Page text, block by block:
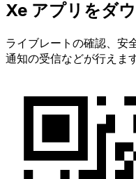
Xe アプリをダ
ライブレートの確認、安
通知の受信などが行えます